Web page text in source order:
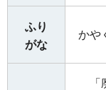
ふり
がな
かや
「